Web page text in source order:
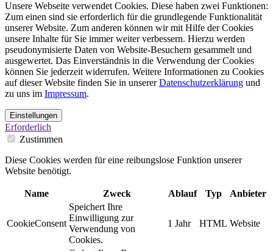
Unsere Webseite verwendet Cookies. Diese haben zwei Funktionen:
Zum einen sind sie erforderlich für die grundlegende Funktionalität
unserer Website. Zum anderen können wir mit Hilfe der Cookies
unsere Inhalte für Sie immer weiter verbessern. Hierzu werden
pseudonymisierte Daten von Website-Besuchern gesammelt und
ausgewertet. Das Einverständnis in die Verwendung der Cookies
können Sie jederzeit widerrufen. Weitere Informationen zu Cookies
auf dieser Website finden Sie in unsererDatenschutzerklärung und
zu uns im Impressum.
Einstellungen
Erforderlich
Zustimmen
Diese Cookies werden für eine reibungslose Funktion unserer
Website benötigt.
Name Zweck Ablauf Typ Anbieter
CookieConsent
Speichert Ihre
Einwilligung zur
Verwendung von
Cookies.
1 Jahr HTML Website